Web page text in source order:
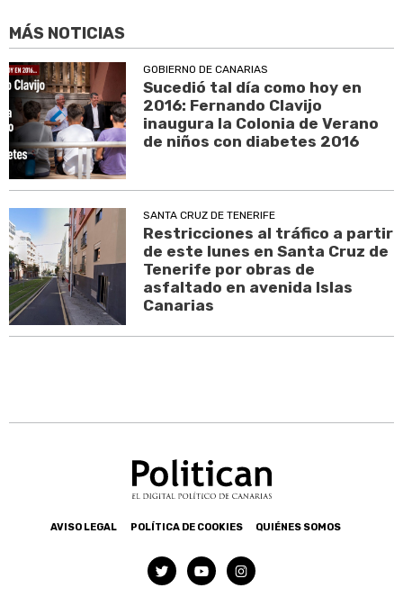
MÁS NOTICIAS
GOBIERNO DE CANARIAS
Sucedió tal día como hoy en
2016: Fernando Clavijo
inaugura la Colonia de Verano
de niños con diabetes 2016
SANTA CRUZ DE TENERIFE
Restricciones al tráfico a partir
de este lunes en Santa Cruz de
Tenerife por obras de
asfaltado en avenida Islas
Canarias
AVISO LEGAL POLÍTICA DE COOKIES QUIÉNES SOMOS